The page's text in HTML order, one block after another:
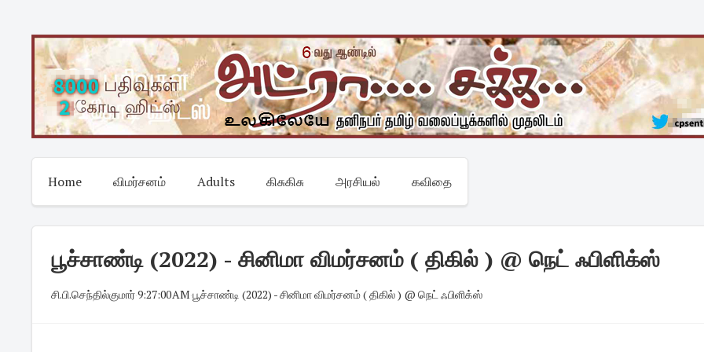
content
Home விமர்சனம் Adults கிசுகிசு அரசியல் கவிதை
பூச்சாண்டி (2022) - சினிமா விமர்சனம் ( திகில் ) @ நெட் ஃபிளிக்ஸ்
சி.பி.செந்தில்குமார்·9:27:00 AM ·பூச்சாண்டி (2022) - சினிமா விமர்சனம் ( திகில் ) @ நெட் ஃபிளிக்ஸ்